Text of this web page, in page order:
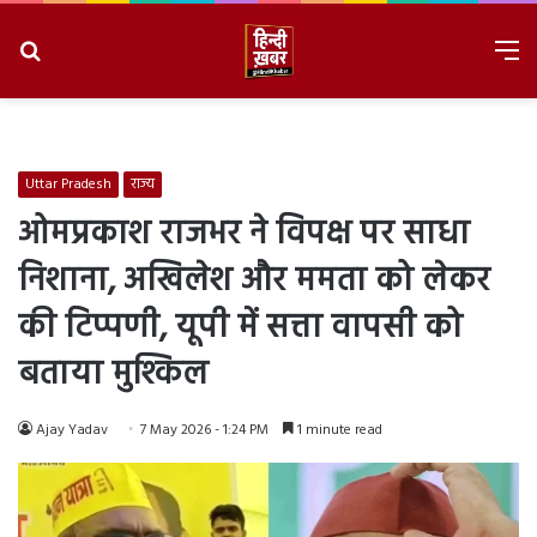
Uttar Pradesh राज्य
ओमप्रकाश राजभर ने विपक्ष पर साधा
निशाना, अखिलेश और ममता को लेकर
की टिप्पणी, यूपी में सत्ता वापसी को
बताया मुश्किल
Ajay Yadav 7 May 2026 - 1:24 PM 1 minute read